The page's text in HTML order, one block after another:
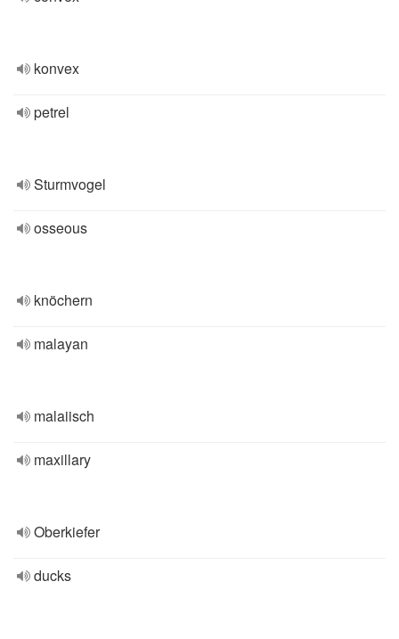
konvex
petrel
Sturmvogel
osseous
knöchern
malayan
malaiisch
maxillary
Oberkiefer
ducks